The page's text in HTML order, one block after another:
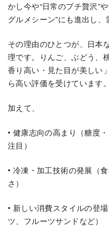
かし今や“日常のプチ贅沢”
グルメシーン”にも進出し、
その理由のひとつが、日本
理です。りんご、ぶどう、
香り高い・見た目が美しい
ら高い評価を受けています。
加えて、
• 健康志向の高まり（糖度
注目）
• 冷凍・加工技術の発展（
さ）
• 新しい消費スタイルの登
ツ、フルーツサンドなど）